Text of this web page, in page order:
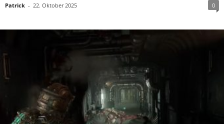
Patrick - 22. Oktober 2025 0